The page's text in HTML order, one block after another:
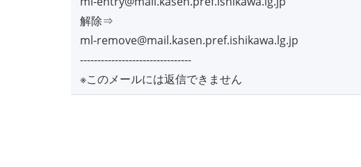
解除⇒
ml-remove@mail.kasen.pref.ishikawa.lg.jp
--------------------------------
※このメールには返信できません